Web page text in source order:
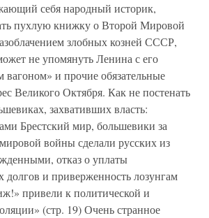
себя народный историк,
пухлую книжку о Второй Мировой
злобных козней СССР,
не упомянуть Ленина с его
и прочие обязательные
Великого Октября. Как не постенать
захвативших власть:
Брестский мир, большевики за
войны сделали русских из
отказ о уплаты
и приверженность лозунгам
привели к политической и
(стр. 19) Очень странное